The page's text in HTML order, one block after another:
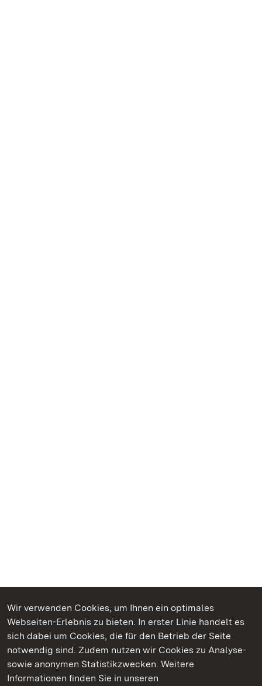
Wir verwenden Cookies, um Ihnen ein optimales
Webseiten-Erlebnis zu bieten. In erster Linie handelt es
sich dabei um Cookies, die für den Betrieb der Seite
notwendig sind. Zudem nutzen wir Cookies zu Analyse-
sowie anonymen Statistikzwecken. Weitere
Informationen finden Sie in unseren
Kommen. Staunen. Genießen.